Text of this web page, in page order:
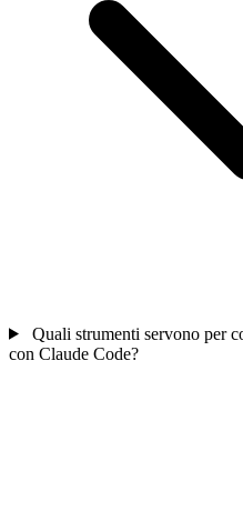
Quali strumenti servono per
con Claude Code?